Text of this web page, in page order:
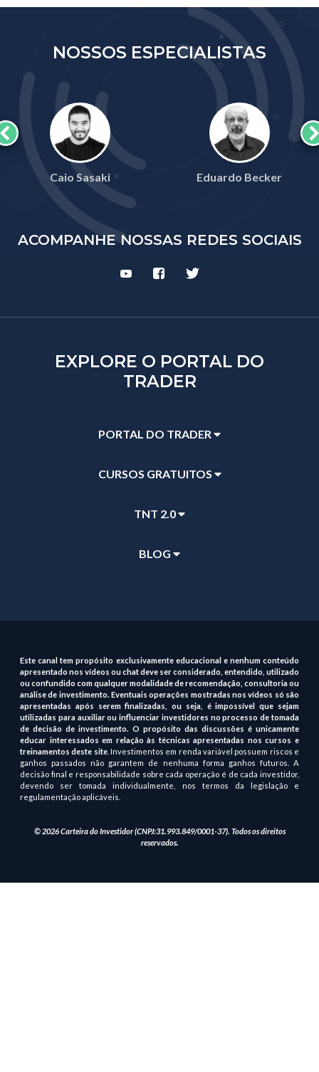
NOSSOS ESPECIALISTAS
Caio Sasaki Eduardo Becker
ACOMPANHE NOSSAS REDES SOCIAIS
EXPLORE O PORTAL DO
TRADER
PORTAL DO TRADER
CURSOS GRATUITOS
TNT 2.0
BLOG
Este canal tem propósito exclusivamente educacional e nenhum conteúdo
apresentado nos vídeos ou chat deve ser considerado, entendido, utilizado
ou confundido com qualquer modalidade de recomendação, consultoria ou
análise de investimento. Eventuais operações mostradas nos vídeos só são
apresentadas após serem finalizadas, ou seja, é impossível que sejam
utilizadas para auxiliar ou influenciar investidores no processo de tomada
de decisão de investimento. O propósito das discussões é unicamente
educar interessados em relação às técnicas apresentadas nos cursos e
treinamentos deste site. Investimentos em renda variável possuem riscos e
ganhos passados não garantem de nenhuma forma ganhos futuros. A
decisão final e responsabilidade sobre cada operação é de cada investidor,
devendo ser tomada individualmente, nos termos da legislação e
regulamentação aplicáveis.
© 2026 Carteira do Investidor (CNPJ:31.993.849/0001-37). Todos os direitos
reservados.